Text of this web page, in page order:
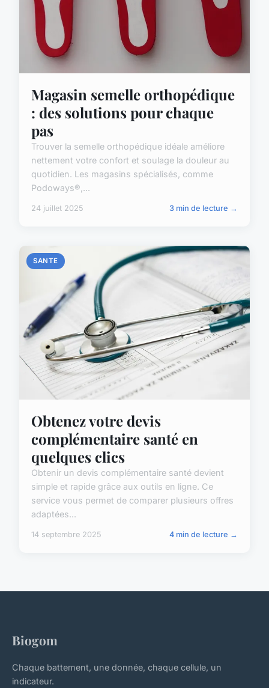
Magasin semelle orthopédique
: des solutions pour chaque
pas
Trouver la semelle orthopédique idéale améliore
nettement votre confort et soulage la douleur au
quotidien. Les magasins spécialisés, comme
Podoways®,...
24 juillet 2025 3 min de lecture →
SANTE
Obtenez votre devis
complémentaire santé en
quelques clics
Obtenir un devis complémentaire santé devient
simple et rapide grâce aux outils en ligne. Ce
service vous permet de comparer plusieurs offres
adaptées...
14 septembre 2025 4 min de lecture →
Biogom
Chaque battement, une donnée, chaque cellule, un
indicateur.